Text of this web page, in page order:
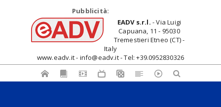
Pubblicità:
EADV s.r.l. - Via Luigi
Capuana, 11 - 95030
Tremestieri Etneo (CT) -
Italy
www.eadv.it - info@eadv.it - Tel: +39.0952830326